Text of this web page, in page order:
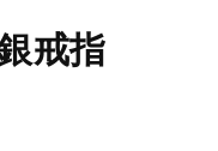
戒指